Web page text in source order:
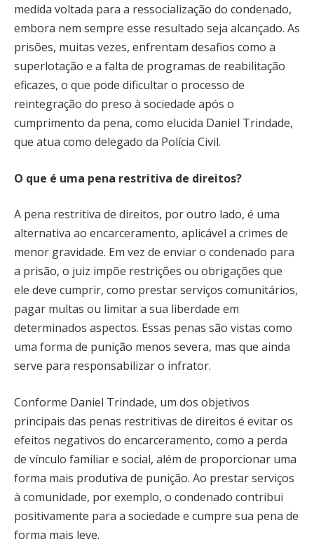
medida voltada para a ressocialização do condenado,
embora nem sempre esse resultado seja alcançado. As
prisões, muitas vezes, enfrentam desafios como a
superlotação e a falta de programas de reabilitação
eficazes, o que pode dificultar o processo de
reintegração do preso à sociedade após o
cumprimento da pena, como elucida Daniel Trindade,
que atua como delegado da Polícia Civil.
O que é uma pena restritiva de direitos?
A pena restritiva de direitos, por outro lado, é uma
alternativa ao encarceramento, aplicável a crimes de
menor gravidade. Em vez de enviar o condenado para
a prisão, o juiz impõe restrições ou obrigações que
ele deve cumprir, como prestar serviços comunitários,
pagar multas ou limitar a sua liberdade em
determinados aspectos. Essas penas são vistas como
uma forma de punição menos severa, mas que ainda
serve para responsabilizar o infrator.
Conforme Daniel Trindade, um dos objetivos
principais das penas restritivas de direitos é evitar os
efeitos negativos do encarceramento, como a perda
de vínculo familiar e social, além de proporcionar uma
forma mais produtiva de punição. Ao prestar serviços
à comunidade, por exemplo, o condenado contribui
positivamente para a sociedade e cumpre sua pena de
forma mais leve.